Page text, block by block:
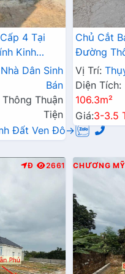
4 Tại
Kinh
Tỷ
Nhà Dân Sinh
Bán
Thuận
Tiện
Đất Ven Đô→
Chủ Cắt
Đường
Doanh
Vị Trí:
Diện Tích:
106.3m²
Giá:3-3.5
Đ 2661 CHƯƠNG MỸ